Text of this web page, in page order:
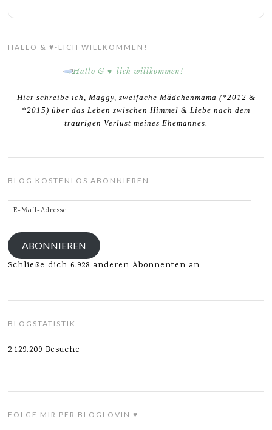
HALLO & ♥-LICH WILLKOMMEN!
Hier schreibe ich, Maggy, zweifache Mädchenmama (*2012 &
*2015) über das Leben zwischen Himmel & Liebe nach dem
traurigen Verlust meines Ehemannes.
BLOG KOSTENLOS ABONNIEREN
E-
Mail-
Adresse
ABONNIEREN
Schließe dich 6.928 anderen Abonnenten an
BLOGSTATISTIK
2.129.209 Besuche
FOLGE MIR PER BLOGLOVIN ♥